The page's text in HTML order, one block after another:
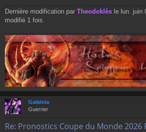
Dernière modification par Theodoklès le lun. juin
modifié 1 fois.
Galateia
Guerrier
Re: Pronostics Coupe du Monde 2026